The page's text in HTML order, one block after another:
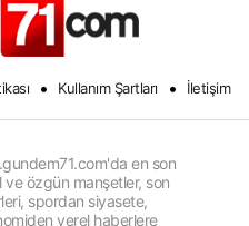
• Kullanım Şartları • İletişim
en son
ve özgün manşetler, son
spordan siyasete,
yerel haberlere